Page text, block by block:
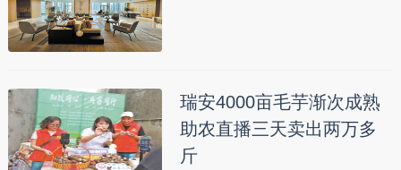
瑞安4000亩毛芋渐次成熟
助农直播三天卖出两万多
斤